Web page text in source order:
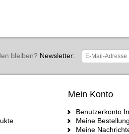
bleiben?Newsletter:
Mein Konto
Benutzerkonto
Meine
Meine